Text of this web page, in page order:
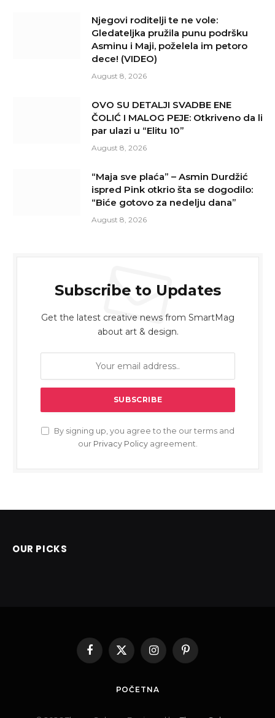
Njegovi roditelji te ne vole:
Gledateljka pružila punu podršku
Asminu i Maji, poželela im petoro
dece! (VIDEO)
August 8, 2026
OVO SU DETALJI SVADBE ENE
ČOLIĆ I MALOG PEJE: Otkriveno da li
par ulazi u “Elitu 10”
August 8, 2026
“Maja sve plaća” – Asmin Durdžić
ispred Pink otkrio šta se dogodilo:
“Biće gotovo za nedelju dana”
August 8, 2026
Subscribe to Updates
Get the latest creative news from SmartMag
about art & design.
By signing up, you agree to the our terms and
our Privacy Policy agreement.
OUR PICKS
Facebook
X
InstagramPinterest
POČETNA